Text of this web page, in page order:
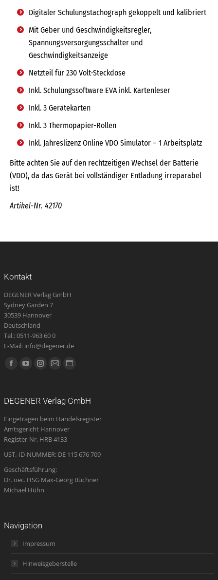
Digitaler Schulungstachograph gekoppelt und kalibriert
Mit Geber und Geschwindigkeitsregler,
Spannungsversorgungsschalter und
Geschwindigkeitsanzeige
Netzteil für 230 Volt-Steckdose
Inkl. Schulungssoftware EVA inkl. Kartenleser
Inkl. 3 Gerätekarten
Inkl. 3 Thermopapier-Rollen
Inkl. Jahreslizenz Online VDO Simulator – 1 Arbeitsplatz
Bitte achten Sie auf den rechtzeitigen Wechsel der Batterie
(VDO), da das Gerät bei vollständiger Entladung irreparabel
ist!
Artikel-Nr. 42170
Kontakt
DEGENER Verlag GmbH
Sydney Garden 7
30539 Hannover
Deutschland
Tel.: 0511-963 60 0
E-Mail: info@degener.de
Finden Sie uns auf:
Facebook
new
window
YouTube
new
window
Instagram
new
window
E-
opens
in
new
Website
new
DEGENER Verlag GmbH
Eingetragen beim Handelsregister
Amtsgericht Hannover
Register-Nr. HRB 4133
UST.-ID-NUMMER: DE 115 676 709
Geschäftsführung:
Dr. oec. HSG Max-Georg Büchner
Michael Hühn
Navigation
Impressum
Hinweisgeberstelle